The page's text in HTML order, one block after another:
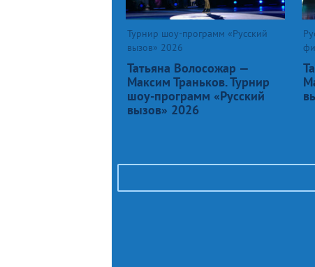
Турнир шоу-программ «Русский
вызов» 2026
Татьяна Волосожар —
Максим Траньков. Турнир
шоу-программ «Русский
вызов» 2026